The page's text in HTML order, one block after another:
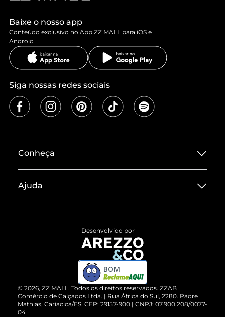
Baixe o nosso app
Conteúdo exclusivo no App ZZ MALL para iOS e
Android
Siga nossas redes sociais
Conheça
Termos de Uso
ZZ MALL é confiável
Cartão Presente
Vendas Corporativas
Ajuda
Devolução do Produto
Compre pelo WhatsApp
© 2026, ZZ MALL. Todos os direitos reservados. ZZAB
Comércio de Calçados Ltda. | Rua África do Sul, 2280. Padre
Mathias, Cariacica/ES. CEP: 29157-900 | CNPJ: 07.900.208/0077-
04
Desenvolvido por
BOM